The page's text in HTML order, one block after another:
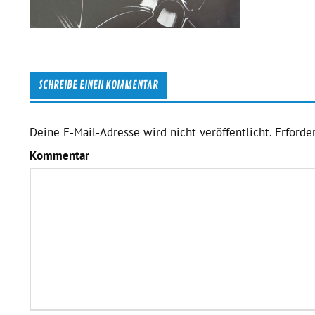
SCHREIBE EINEN KOMMENTAR
Deine E-Mail-Adresse wird nicht veröffentlicht.
Kommentar